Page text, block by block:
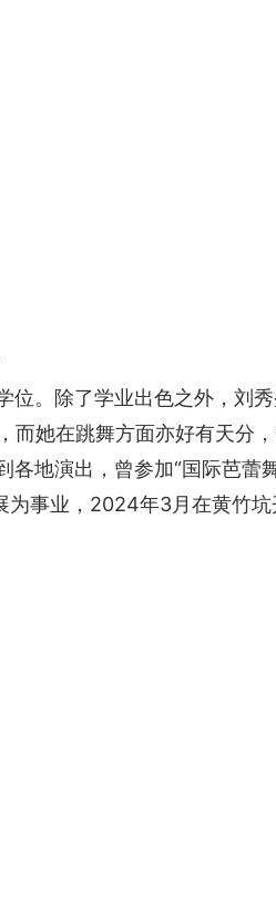
。除了学业出色之外，刘
她在跳舞方面亦好有天分
地演出，曾参加“国际芭蕾
为事业，2024年3月在黄竹